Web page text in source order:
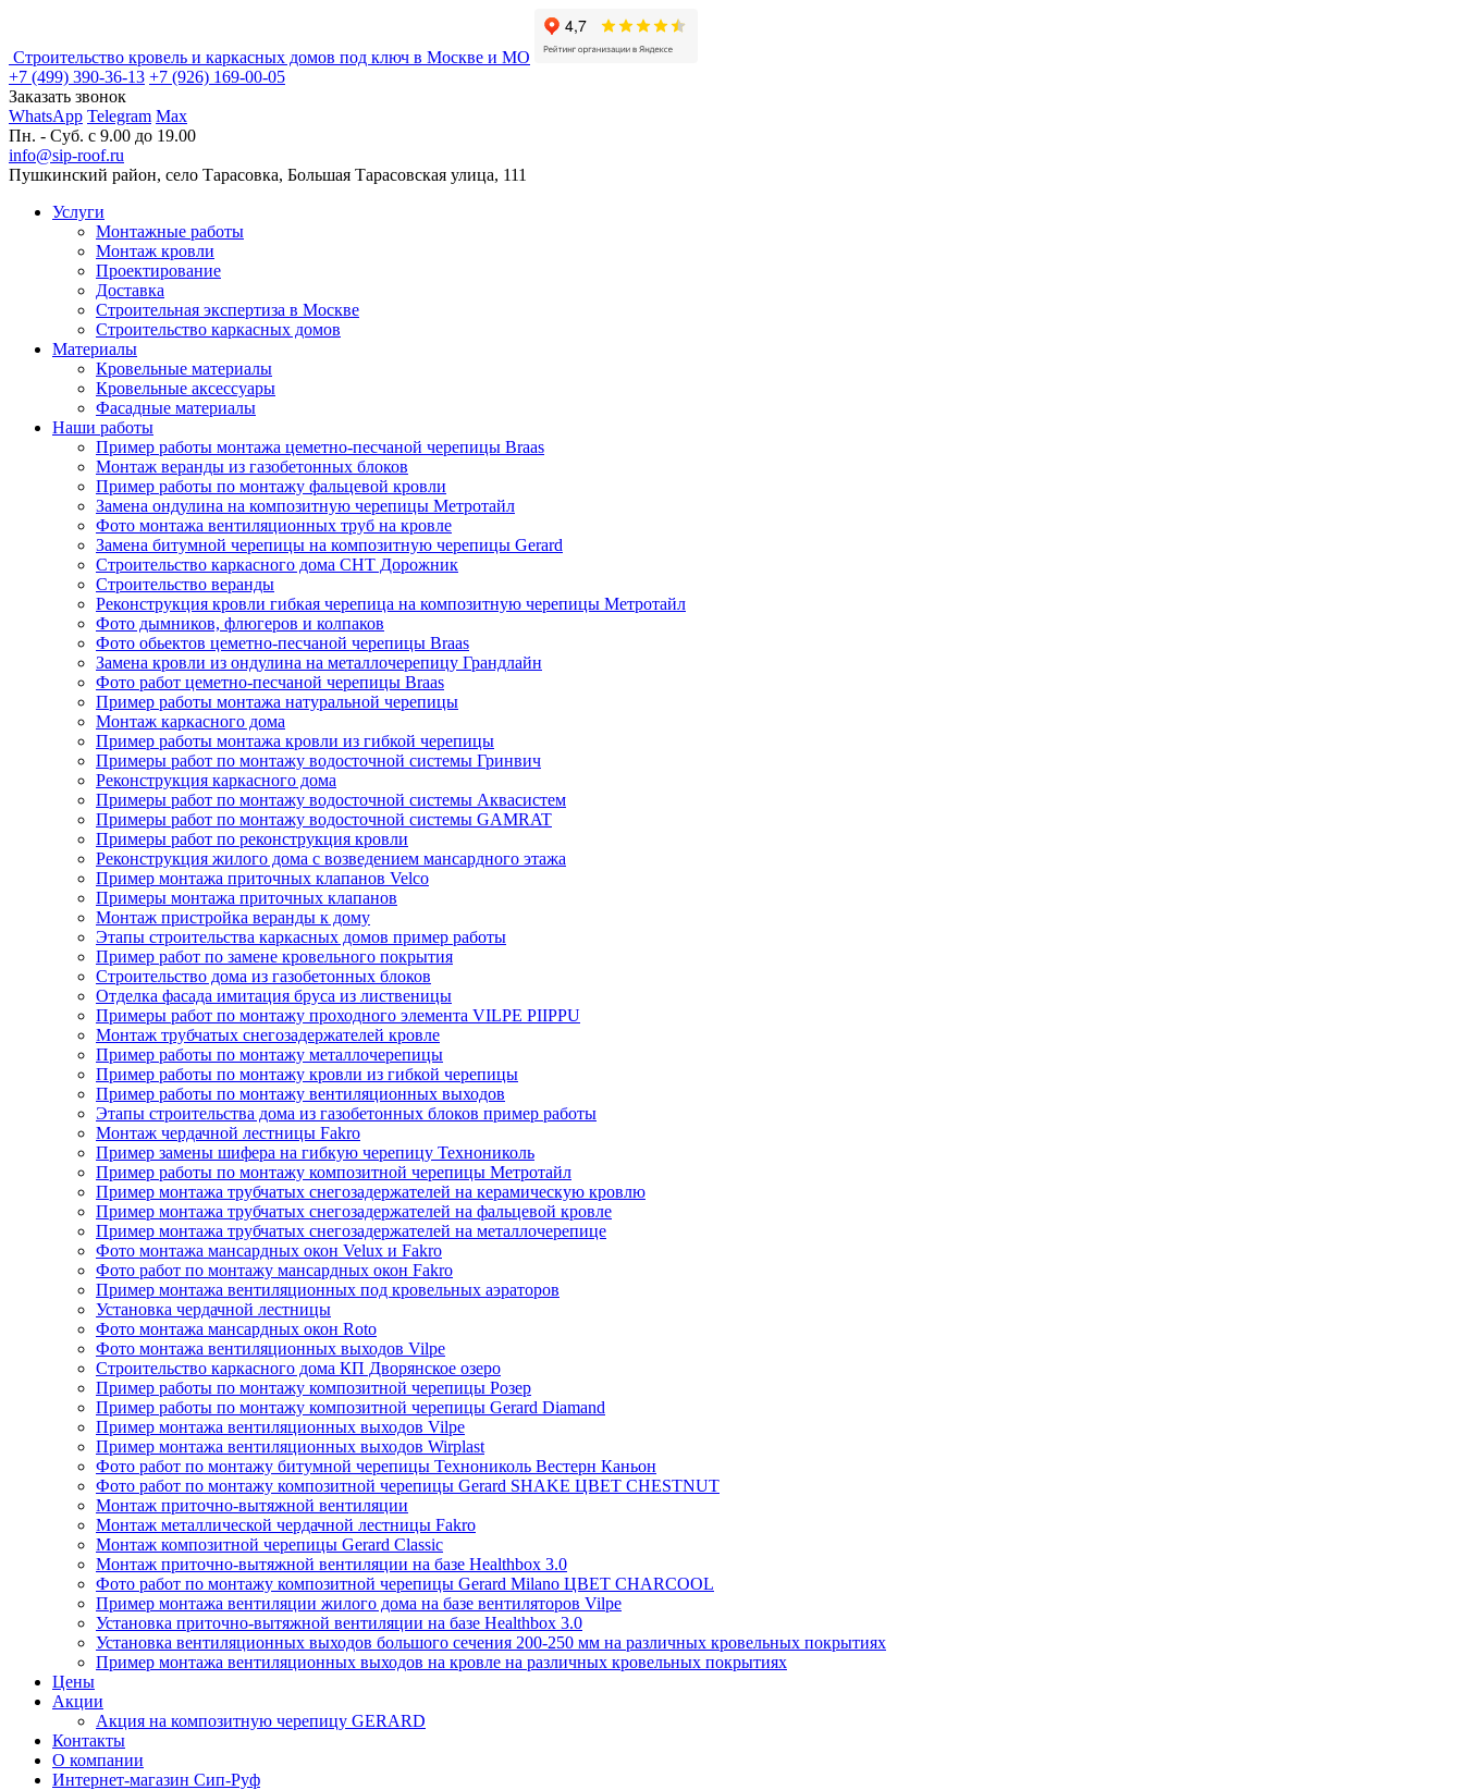
Строительство кровель и каркасных домов под ключ в Москве и МО
+7 (499) 390-36-13 +7 (926) 169-00-05
Заказать звонок
WhatsApp Telegram Max
Пн. - Суб. с 9.00 до 19.00
info@sip-roof.ru
Пушкинский район, село Тарасовка, Большая Тарасовская улица, 111
Услуги
Монтажные работы
Монтаж кровли
Проектирование
Доставка
Строительная экспертиза в Москве
Строительство каркасных домов
Материалы
Кровельные материалы
Кровельные аксессуары
Фасадные материалы
Наши работы
Пример работы монтажа цеметно-песчаной черепицы Braas
Монтаж веранды из газобетонных блоков
Пример работы по монтажу фальцевой кровли
Замена ондулина на композитную черепицы Метротайл
Фото монтажа вентиляционных труб на кровле
Замена битумной черепицы на композитную черепицы Gerard
Строительство каркасного дома СНТ Дорожник
Строительство веранды
Реконструкция кровли гибкая черепица на композитную черепицы Метротайл
Фото дымников, флюгеров и колпаков
Фото обьектов цеметно-песчаной черепицы Braas
Замена кровли из ондулина на металлочерепицу Грандлайн
Фото работ цеметно-песчаной черепицы Braas
Пример работы монтажа натуральной черепицы
Монтаж каркасного дома
Пример работы монтажа кровли из гибкой черепицы
Примеры работ по монтажу водосточной системы Гринвич
Реконструкция каркасного дома
Примеры работ по монтажу водосточной системы Аквасистем
Примеры работ по монтажу водосточной системы GAMRAT
Примеры работ по реконструкция кровли
Реконструкция жилого дома с возведением мансардного этажа
Пример монтажа приточных клапанов Velco
Примеры монтажа приточных клапанов
Монтаж пристройка веранды к дому
Этапы строительства каркасных домов пример работы
Пример работ по замене кровельного покрытия
Строительство дома из газобетонных блоков
Отделка фасада имитация бруса из лиственицы
Примеры работ по монтажу проходного элемента VILPE PIIPPU
Монтаж трубчатых снегозадержателей кровле
Пример работы по монтажу металлочерепицы
Пример работы по монтажу кровли из гибкой черепицы
Пример работы по монтажу вентиляционных выходов
Этапы строительства дома из газобетонных блоков пример работы
Монтаж чердачной лестницы Fakro
Пример замены шифера на гибкую черепицу Технониколь
Пример работы по монтажу композитной черепицы Метротайл
Пример монтажа трубчатых снегозадержателей на керамическую кровлю
Пример монтажа трубчатых снегозадержателей на фальцевой кровле
Пример монтажа трубчатых снегозадержателей на металлочерепице
Фото монтажа мансардных окон Velux и Fakro
Фото работ по монтажу мансардных окон Fakro
Пример монтажа вентиляционных под кровельных аэраторов
Установка чердачной лестницы
Фото монтажа мансардных окон Roto
Фото монтажа вентиляционных выходов Vilpe
Строительство каркасного дома КП Дворянское озеро
Пример работы по монтажу композитной черепицы Розер
Пример работы по монтажу композитной черепицы Gerard Diamand
Пример монтажа вентиляционных выходов Vilpe
Пример монтажа вентиляционных выходов Wirplast
Фото работ по монтажу битумной черепицы Технониколь Вестерн Каньон
Фото работ по монтажу композитной черепицы Gerard SHAKE ЦВЕТ CHESTNUT
Монтаж приточно-вытяжной вентиляции
Монтаж металлической чердачной лестницы Fakro
Монтаж композитной черепицы Gerard Classic
Монтаж приточно-вытяжной вентиляции на базе Healthbox 3.0
Фото работ по монтажу композитной черепицы Gerard Milano ЦВЕТ CHARCOOL
Пример монтажа вентиляции жилого дома на базе вентиляторов Vilpe
Установка приточно-вытяжной вентиляции на базе Healthbox 3.0
Установка вентиляционных выходов большого сечения 200-250 мм на различных кровельных покрытиях
Пример монтажа вентиляционных выходов на кровле на различных кровельных покрытиях
Цены
Акции
Акция на композитную черепицу GERARD
Контакты
О компании
Интернет-магазин Сип-Руф